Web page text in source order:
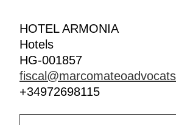
HOTEL ARMONIA
Hotels
HG-001857
+34972698115